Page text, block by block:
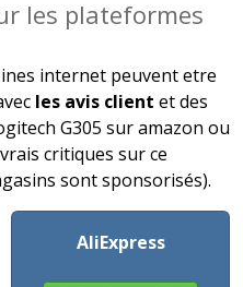
les plateformes
internet peuvent etre
les avis client et des
G305 sur amazon ou
critiques sur ce
sont sponsorisés).
AliExpress